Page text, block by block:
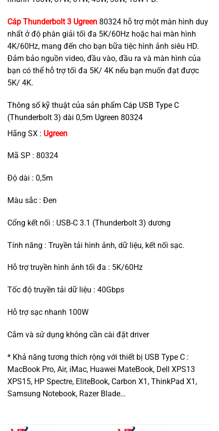
Cáp Thunderbolt 3 Ugreen 80324 hỗ trợ một màn hình duy
nhất ở độ phân giải tối đa 5K/60Hz hoặc hai màn hình
4K/60Hz, mang đến cho bạn bữa tiệc hình ảnh siêu HD.
Đảm bảo nguồn video, đầu vào, đầu ra và màn hình của
bạn có thể hỗ trợ tối đa 5K/ 4K nếu bạn muốn đạt được
5K/ 4K.
Thông số kỹ thuật của sản phẩm Cáp USB Type C
(Thunderbolt 3) dài 0,5m Ugreen 80324
Hãng SX : Ugreen
Mã SP : 80324
Độ dài : 0,5m
Màu sắc : Đen
Cổng kết nối : USB-C 3.1 (Thunderbolt 3) dương
Tính năng : Truyền tải hình ảnh, dữ liệu, kết nối sạc.
Hỗ trợ truyền hình ảnh tối đa : 5K/60Hz
Tốc độ truyền tải dữ liệu : 40Gbps
Hỗ trợ sạc nhanh 100W
Cắm và sử dụng không cần cài đặt driver
* Khả năng tương thích rộng với thiết bị USB Type C :
MacBook Pro, Air, iMac, Huawei MateBook, Dell XPS13
XPS15, HP Spectre, EliteBook, Carbon X1, ThinkPad X1,
Samsung Notebook, Razer Blade…